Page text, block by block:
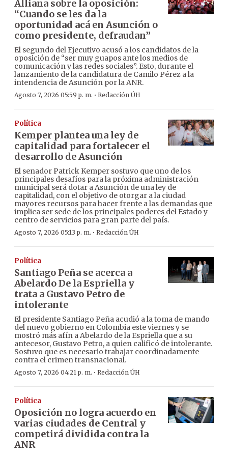
Alliana sobre la oposición:
“Cuando se les da la
oportunidad acá en Asunción o
como presidente, defraudan”
El segundo del Ejecutivo acusó a los candidatos de la
oposición de “ser muy guapos ante los medios de
comunicación y las redes sociales”. Esto, durante el
lanzamiento de la candidatura de Camilo Pérez a la
intendencia de Asunción por la ANR.
Agosto 7, 2026 05:59 p. m. · Redacción ÚH
Política
Kemper plantea una ley de
capitalidad para fortalecer el
desarrollo de Asunción
El senador Patrick Kemper sostuvo que uno de los
principales desafíos para la próxima administración
municipal será dotar a Asunción de una ley de
capitalidad, con el objetivo de otorgar a la ciudad
mayores recursos para hacer frente a las demandas que
implica ser sede de los principales poderes del Estado y
centro de servicios para gran parte del país.
Agosto 7, 2026 05:13 p. m. · Redacción ÚH
Política
Santiago Peña se acerca a
Abelardo De la Espriella y
trata a Gustavo Petro de
intolerante
El presidente Santiago Peña acudió a la toma de mando
del nuevo gobierno en Colombia este viernes y se
mostró más afín a Abelardo de la Espriella que a su
antecesor, Gustavo Petro, a quien calificó de intolerante.
Sostuvo que es necesario trabajar coordinadamente
contra el crimen transnacional.
Agosto 7, 2026 04:21 p. m. · Redacción ÚH
Política
Oposición no logra acuerdo en
varias ciudades de Central y
competirá dividida contra la
ANR